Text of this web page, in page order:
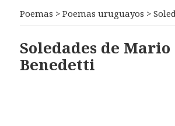
Poemas >Poemas uruguayos >
Soledades de Mario
Benedetti